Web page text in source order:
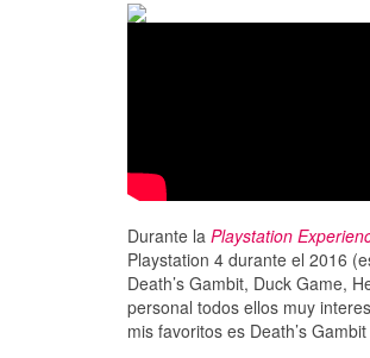
Durante la Playstation
Playstation 4 durante el 2016
Death’s Gambit, Duck Game,
personal todos ellos muy
mis favoritos es Death’s